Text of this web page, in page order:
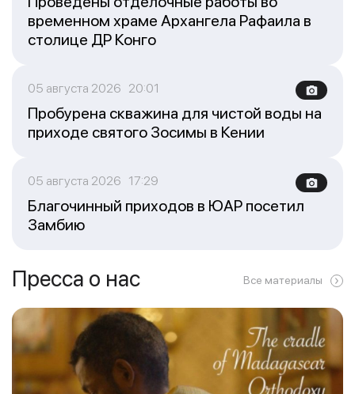
временном храме Архангела Рафаила в
столице ДР Конго
05 августа 2026 20:01
Пробурена скважина для чистой воды на
приходе святого Зосимы в Кении
05 августа 2026 17:29
Благочинный приходов в ЮАР посетил
Замбию
Пресса о нас Все материалы